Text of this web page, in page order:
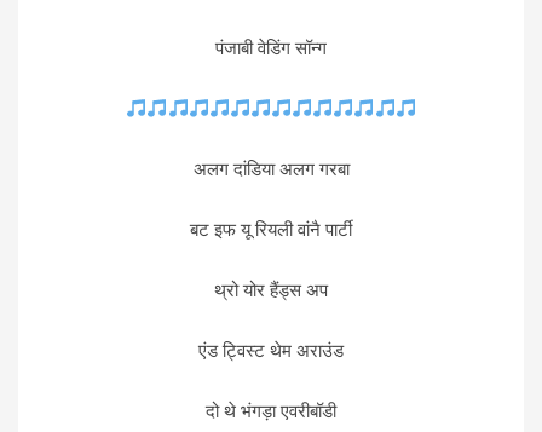
पंजाबी वेडिंग सॉन्ग
अलग दांडिया अलग गरबा
बट इफ यू रियली वांनै पार्टी
थ्रो योर हैंड्स अप
एंड ट्विस्ट थेम अराउंड
दो थे भंगड़ा एवरीबॉडी